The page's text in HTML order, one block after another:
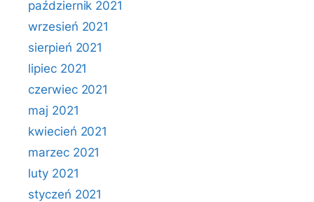
październik 2021
wrzesień 2021
sierpień 2021
lipiec 2021
czerwiec 2021
maj 2021
kwiecień 2021
marzec 2021
luty 2021
styczeń 2021